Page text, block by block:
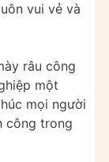
vui vẻ và
râu công
một
mọi người
công trong